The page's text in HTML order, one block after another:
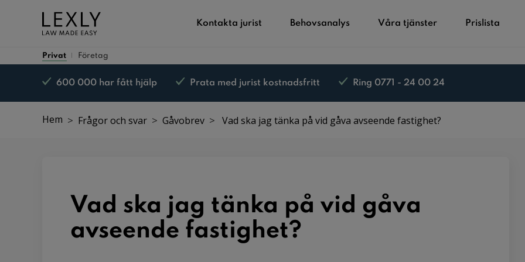
Kontakta jurist Behovsanalys Våra tjänster Prislista
Privat Företag
600 000 har fått hjälp Prata med jurist kostnadsfritt
Ring 0771 - 24 00 24
Nöjd kund-garanti*
Hem Frågor och svar Gåvobrev Vad ska jag tänka på vid gåva avseende fastighet?
Vad ska jag tänka på vid gåva
avseende fastighet?